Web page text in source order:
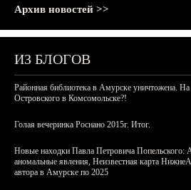
Архив новостей >>
ИЗ БЛОГОВ
Районная библиотека в Амурске уничтожена. На
Островского в Комсомольске?!
Голая вечеринка Роснано 2015г. Итог.
Новые находки Павла Петровича Попельского:
аномальные явления, Неизвестная карта
автора в Амурске по 2025